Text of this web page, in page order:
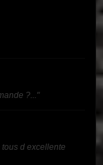
?..."
d excellente